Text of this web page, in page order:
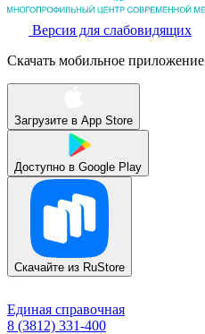
Версия для слабовидящих
Скачать мобильное приложение
Загрузите в App Store
Доступно в Google Play
Скачайте из RuStore
Единая справочная
8 (3812) 331-400